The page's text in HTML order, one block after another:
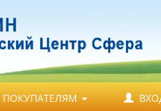
ПОКУПАТЕЛЯМ